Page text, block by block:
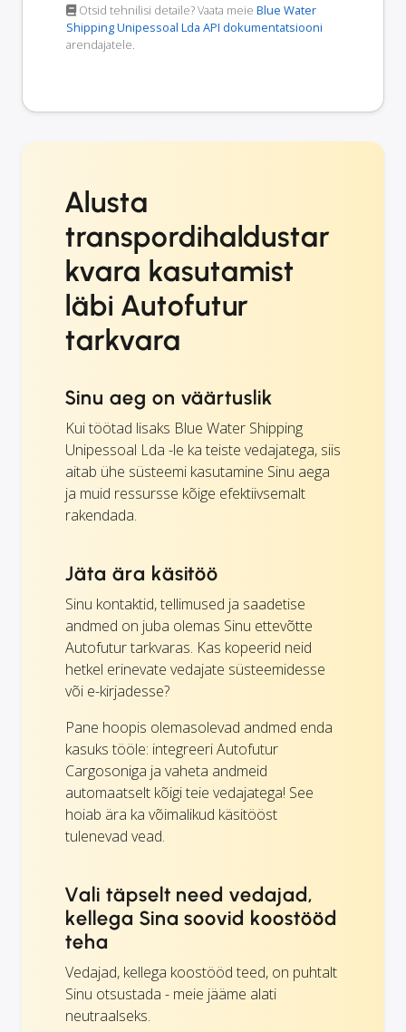
Otsid tehnilisi detaile? Vaata meie Blue Water
Shipping Unipessoal Lda API dokumentatsiooni
arendajatele.
Alusta
transpordihaldustar
kvara kasutamist
läbi Autofutur
tarkvara
Sinu aeg on väärtuslik
Kui töötad lisaks Blue Water Shipping
Unipessoal Lda -le ka teiste vedajatega, siis
aitab ühe süsteemi kasutamine Sinu aega
ja muid ressursse kõige efektiivsemalt
rakendada.
Jäta ära käsitöö
Sinu kontaktid, tellimused ja saadetise
andmed on juba olemas Sinu ettevõtte
Autofutur tarkvaras. Kas kopeerid neid
hetkel erinevate vedajate süsteemidesse
või e-kirjadesse?
Pane hoopis olemasolevad andmed enda
kasuks tööle: integreeri Autofutur
Cargosoniga ja vaheta andmeid
automaatselt kõigi teie vedajatega! See
hoiab ära ka võimalikud käsitööst
tulenevad vead.
Vali täpselt need vedajad,
kellega Sina soovid koostööd
teha
Vedajad, kellega koostööd teed, on puhtalt
Sinu otsustada - meie jääme alati
neutraalseks.